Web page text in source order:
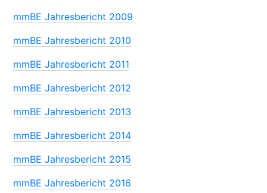
mmBE Jahresbericht 2009
mmBE Jahresbericht 2010
mmBE Jahresbericht 2011
mmBE Jahresbericht 2012
mmBE Jahresbericht 2013
mmBE Jahresbericht 2014
mmBE Jahresbericht 2015
mmBE Jahresbericht 2016